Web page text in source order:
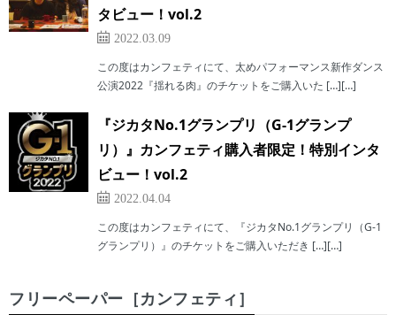
タビュー！vol.2
2022.03.09
この度はカンフェティにて、太めパフォーマンス新作ダンス
公演2022『揺れる肉』のチケットをご購入いた […][…]
『ジカタNo.1グランプリ（G-1グランプ
リ）』カンフェティ購入者限定！特別インタ
ビュー！vol.2
2022.04.04
この度はカンフェティにて、『ジカタNo.1グランプリ（G-1
グランプリ）』のチケットをご購入いただき […][…]
フリーペーパー［カンフェティ］